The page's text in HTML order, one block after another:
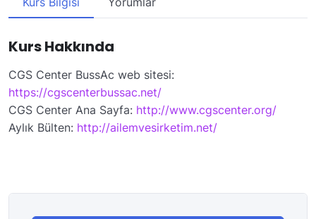
Kurs Hakkında
CGS Center BussAc web sitesi:
https://cgscenterbussac.net/
CGS Center Ana Sayfa: http://www.cgscenter.org/
Aylık Bülten: http://ailemvesirketim.net/